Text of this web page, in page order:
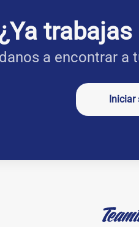
a encontrar a
Iniciar